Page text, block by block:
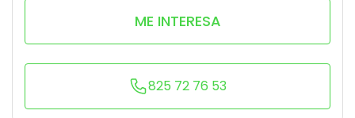
ME INTERESA
825 72 76 53